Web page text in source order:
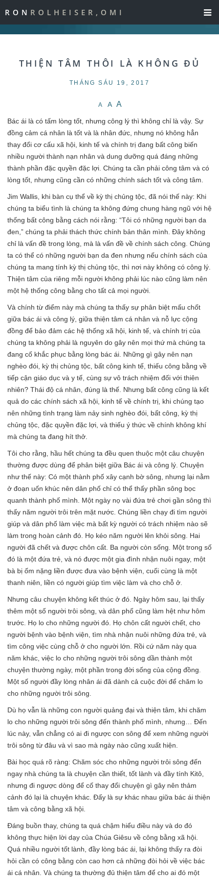
RON ROLHEISER,OMI
THIỆN TÂM THÔI LÀ KHÔNG ĐỦ
THÁNG SÁU 19, 2017
A A A
Bác ái là có tấm lòng tốt, nhưng công lý thì không chỉ là vậy. Sự
đồng cảm cá nhân là tốt và là nhân đức, nhưng nó không hẳn
thay đổi cơ cấu xã hội, kinh tế và chính trị đang bất công biến
nhiều người thành nạn nhân và dung dưỡng quá đáng những
thành phần đặc quyền đặc lợi. Chúng ta cần phải công tâm và có
lòng tốt, nhưng cũng cần có những chính sách tốt và công tâm.
Jim Wallis, khi bàn cụ thể về kỳ thị chủng tộc, đã nói thế này: Khi
chúng ta biểu tình là chúng ta không đứng chung hàng ngũ với hệ
thống bất công bằng cách nói rằng: “Tôi có những người bạn da
đen,” chúng ta phải thách thức chính bản thân mình. Đây không
chỉ là vấn đề trong lòng, mà là vấn đề về chính sách công. Chúng
ta có thể có những người bạn da đen nhưng nếu chính sách của
chúng ta mang tính kỳ thị chủng tộc, thì nơi này không có công lý.
Thiện tâm của riêng mỗi người không phải lúc nào cũng làm nên
một hệ thống công bằng cho tất cả mọi người.
Và chính từ điểm này mà chúng ta thấy sự phân biệt mấu chốt
giữa bác ái và công lý, giữa thiện tâm cá nhân và nỗ lực cộng
đồng để bảo đảm các hệ thống xã hội, kinh tế, và chính trị của
chúng ta không phải là nguyên do gây nên mọi thứ mà chúng ta
đang cố khắc phục bằng lòng bác ái. Những gì gây nên nạn
nghèo đói, kỳ thị chủng tộc, bất công kinh tế, thiếu công bằng về
tiếp cận giáo dục và y tế, cùng sự vô trách nhiệm đối với thiên
nhiên? Thái độ cá nhân, đúng là thế. Nhưng bất công cũng là kết
quả do các chính sách xã hội, kinh tế về chính trị, khi chúng tạo
nên những tình trạng làm nảy sinh nghèo đói, bất công, kỳ thị
chủng tộc, đặc quyền đặc lợi, và thiếu ý thức về chính không khí
mà chúng ta đang hít thở.
Tôi cho rằng, hầu hết chúng ta đều quen thuộc một câu chuyện
thường được dùng để phân biệt giữa Bác ái và công lý. Chuyện
như thế này: Có một thành phố xây cạnh bờ sông, nhưng lại nằm
ở đoạn uốn khúc nên dân phố chỉ có thể thấy phần sông bọc
quanh thành phố mình. Một ngày nọ vài đứa trẻ chơi gần sông thì
thấy năm người trôi trên mặt nước. Chúng liền chạy đi tìm người
giúp và dân phố làm việc mà bất kỳ người có trách nhiệm nào sẽ
làm trong hoàn cảnh đó. Họ kéo năm người lên khỏi sông. Hai
người đã chết và được chôn cất. Ba người còn sống. Một trong số
đó là một đứa trẻ, và nó được một gia đình nhận nuôi ngay, một
bà bị ốm nặng liền được đưa vào bệnh viện, cuối cùng là một
thanh niên, liền có người giúp tìm việc làm và cho chỗ ở.
Nhưng câu chuyện không kết thúc ở đó. Ngày hôm sau, lại thấy
thêm một số người trôi sông, và dân phố cũng làm hệt như hôm
trước. Họ lo cho những người đó. Họ chôn cất người chết, cho
người bệnh vào bệnh viện, tìm nhà nhận nuôi những đứa trẻ, và
tìm công việc cùng chỗ ở cho người lớn. Rồi cứ năm này qua
năm khác, việc lo cho những người trôi sông dần thành một
chuyện thường ngày, một phần trong đời sống của cộng đồng.
Một số người đầy lòng nhân ái đã dành cả cuộc đời để chăm lo
cho những người trôi sông.
Dù họ vẫn là những con người quảng đại và thiện tâm, khi chăm
lo cho những người trôi sông đến thành phố mình, nhưng… Đến
lúc này, vẫn chẳng có ai đi ngược con sông để xem những người
trôi sông từ đâu và vì sao mà ngày nào cũng xuất hiện.
Bài học quá rõ ràng: Chăm sóc cho những người trôi sông đến
ngay nhà chúng ta là chuyện cần thiết, tốt lành và đầy tính Kitô,
nhưng đi ngược dòng để cố thay đổi chuyện gì gây nên thảm
cảnh đó lại là chuyện khác. Đấy là sự khác nhau giữa bác ái thiện
tâm và công bằng xã hội.
Đáng buồn thay, chúng ta quá chậm hiểu điều này và do đó
không thực hiện lời dạy của Chúa Giêsu về công bằng xã hội.
Quá nhiều người tốt lành, đầy lòng bác ái, lại không thấy ra đòi
hỏi cần có công bằng còn cao hơn cả những đòi hỏi về việc bác
ái cá nhân. Và chúng ta thường đủ thiện tâm để cho ai đó một